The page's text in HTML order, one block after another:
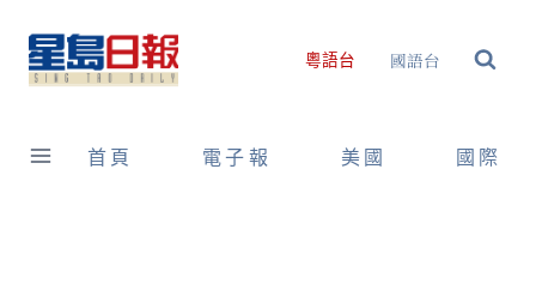
content
粵語台 國語台
首頁 電子報 美國 國際